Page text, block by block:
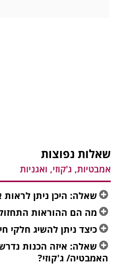
שאלות נפוצות
אמבטיות, ג'קוזי, ואגניות
שאלה: היכן ניתן
מה הם ההוראות
כיצד ניתן להשיג חלקי
שאלה: איזה הכנות
האמבטיה/ ג'קוזי?